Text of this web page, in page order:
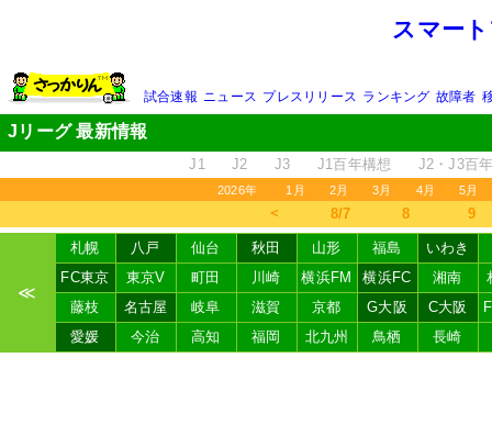
スマー
試合速報 ニュース プレスリリース ランキング 故障者
Jリーグ 最新情報
J1 J2 J3 J1百年構想 J2・J3百
2026年 1月 2月 3月 4月 5月
＜ 8/7 8 9
≪
札幌 八戸 仙台 秋田 山形 福島
いわき
FC東京
東京V 町田 川崎 横浜FM 横浜FC 湘南
藤枝
名古屋 岐阜 滋賀 京都 G大阪 C大阪
愛媛
今治 高知 福岡 北九州 鳥栖 長崎